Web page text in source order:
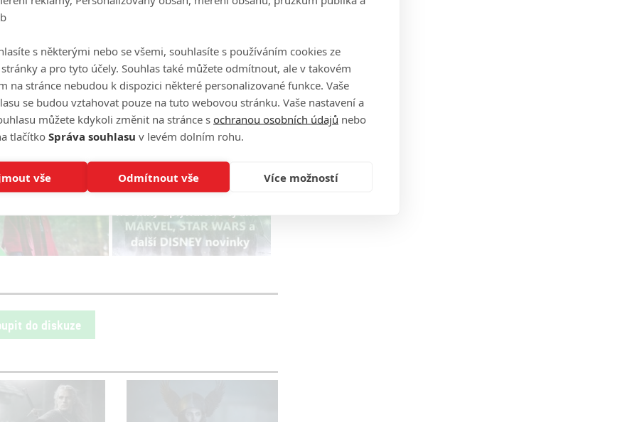
18, 2021
Podklady a foto: Netflix
Adventures of
1. série - Oficiální
PODCAST: Marvel, Star
Wars a další Disney
novinky uplynulého týdne
do diskuze
s některými nebo se všemi, souhlasíte s používáním cookies ze
a pro tyto účely. Souhlas také můžete odmítnout, ale v takovém
na stránce nebudou k dispozici některé personalizované funkce. Vaše
se budou vztahovat pouze na tuto webovou stránku. Vaše nastavení a
můžete kdykoli změnit na stránce sochranou osobních údajů nebo
tlačítkoSpráva souhlasu v levém dolním rohu.
vše Odmítnout vše Více možností